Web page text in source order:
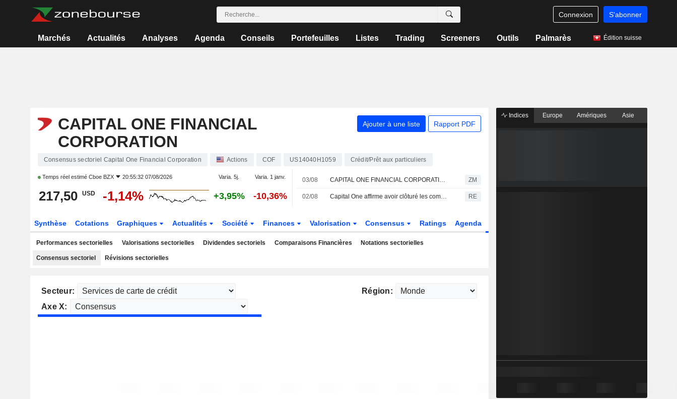
Connexion S'abonner
Marchés Actualités Analyses Agenda Conseils Portefeuilles Listes Trading Screeners Outils Palmarès Édition suisse
CAPITAL ONE FINANCIAL
CORPORATION
Ajouter à une liste Rapport PDF
Consensus sectoriel Capital One Financial Corporation Actions COF US14040H1059 Crédit/Prêt aux particuliers
Temps réel estimé Cboe BZX 20:55:32 07/08/2026 Varia. 5j. Varia. 1 janv.
217,50 USD -1,14% +3,95% -10,36%
03/08 CAPITAL ONE FINANCIAL CORPORATION : UBS toujours positif ZM
02/08 Capital One affirme avoir clôturé les comptes de la Trump Organization après une enquête de lutte contre le blanchiment d'argent RE
Synthèse Cotations Graphiques Actualités Société Finances Valorisation Consensus Ratings Agenda
Performances sectorielles Valorisations sectorielles Dividendes sectoriels Comparaisons Financières Notations sectorielles
Consensus sectoriel Révisions sectorielles
Secteur:
Région:
Axe X:
Indices Europe Amériques Asie